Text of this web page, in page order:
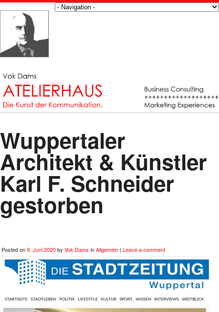
Wuppertaler
Architekt & Künstler
Karl F. Schneider
gestorben
Posted on9. Juni 2020by Vok Dams inAllgemein | Leave a comment